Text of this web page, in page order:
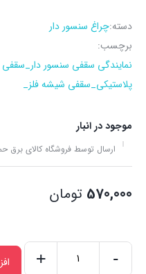
دسته:چراغ سنسور دار
برچسب:
نمایندگی سقفی سنسور
پلاستیکی_سقفی شیشه فلز_
موجود در انبار
ارسال توسط فروشگاه کالای برق
570,000 تومان
-
+